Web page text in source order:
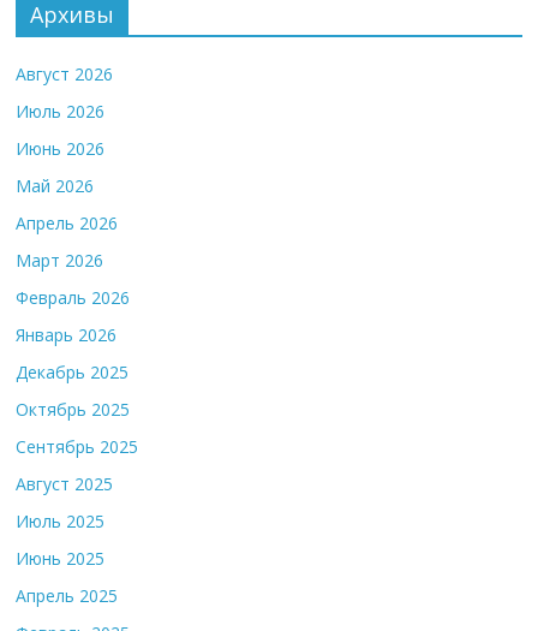
Архивы
Август 2026
Июль 2026
Июнь 2026
Май 2026
Апрель 2026
Март 2026
Февраль 2026
Январь 2026
Декабрь 2025
Октябрь 2025
Сентябрь 2025
Август 2025
Июль 2025
Июнь 2025
Апрель 2025